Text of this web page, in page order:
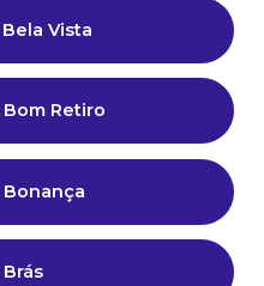
Vista
Retiro